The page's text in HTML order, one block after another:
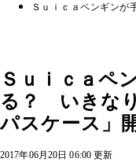
Ｓｕｉｃａペンギン
Ｓｕｉｃａペ
る？ いきな
パスケース」
2017年06月20日 06:00 更新